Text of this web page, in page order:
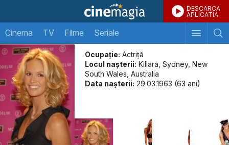
DESCARCA
APLICATIA
Cinema TV Filme Seriale
Ocupație: Actriţă
Locul naşterii: Killara, Sydney, New
South Wales, Australia
Data naşterii: 29.03.1963 (63 ani)